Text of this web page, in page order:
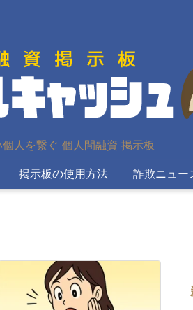
人を繋ぐ 個人間融資 掲示板
掲示板の使用方法 詐欺ニュー